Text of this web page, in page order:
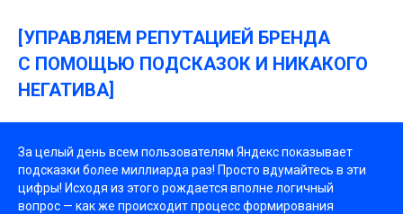
[УПРАВЛЯЕМ РЕПУТАЦИЕЙ БРЕНДА
С ПОМОЩЬЮ ПОДСКАЗОК И НИКАКОГО
НЕГАТИВА]
За целый день всем пользователям Яндекс показывает
подсказки более миллиарда раз! Просто вдумайтесь в эти
цифры! Исходя из этого рождается вполне логичный
вопрос — как же происходит процесс формирования